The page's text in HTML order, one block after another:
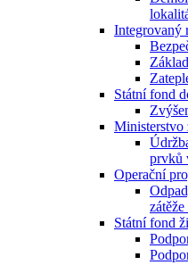
Integrovaný
Státní fond
Ministerstvo
prvků
Operační
Státní fond